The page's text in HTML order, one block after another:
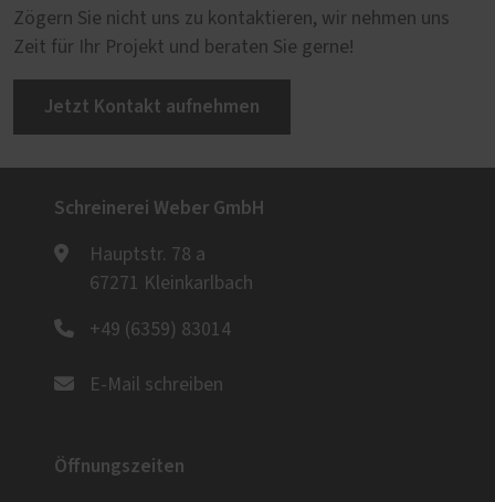
Zögern Sie nicht uns zu kontaktieren, wir nehmen uns
Zeit für Ihr Projekt und beraten Sie gerne!
Jetzt Kontakt aufnehmen
Schreinerei Weber GmbH
Hauptstr. 78 a
67271 Kleinkarlbach
+49 (6359) 83014
E-Mail schreiben
Öffnungszeiten